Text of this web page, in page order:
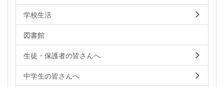
学校生活
図書館
生徒・保護者の皆さんへ
中学生の皆さんへ